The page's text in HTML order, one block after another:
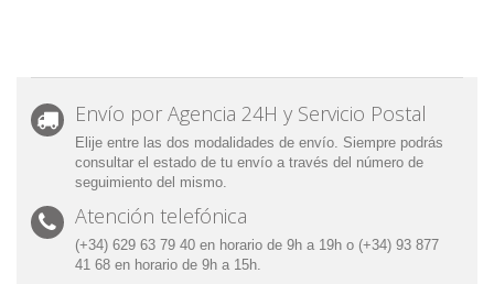
Envío por Agencia 24H y Servicio Postal
Elije entre las dos modalidades de envío. Siempre podrás
consultar el estado de tu envío a través del número de
seguimiento del mismo.
Atención telefónica
(+34) 629 63 79 40 en horario de 9h a 19h o (+34) 93 877
41 68 en horario de 9h a 15h.